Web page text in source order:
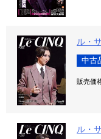
ル・
中古
販売価
ル・